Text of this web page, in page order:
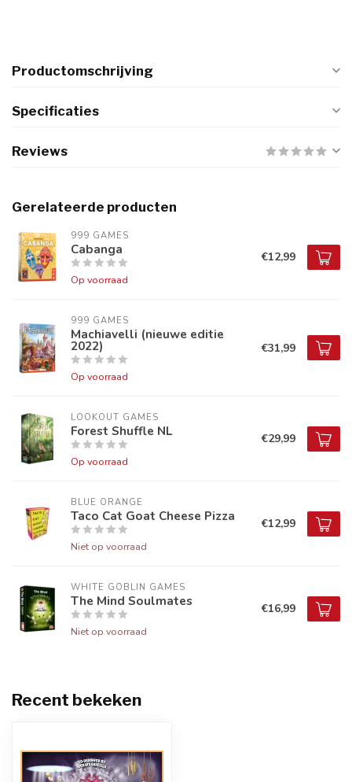
Productomschrijving
Specificaties
Reviews
Gerelateerde producten
999 GAMES
Cabanga
Op voorraad
€12,99
999 GAMES
Machiavelli (nieuwe editie
2022)
Op voorraad
€31,99
LOOKOUT GAMES
Forest Shuffle NL
Op voorraad
€29,99
BLUE ORANGE
Taco Cat Goat Cheese Pizza
Niet op voorraad
€12,99
WHITE GOBLIN GAMES
The Mind Soulmates
Niet op voorraad
€16,99
Recent bekeken